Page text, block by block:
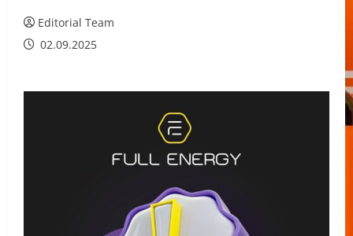
Editorial Team
02.09.2025